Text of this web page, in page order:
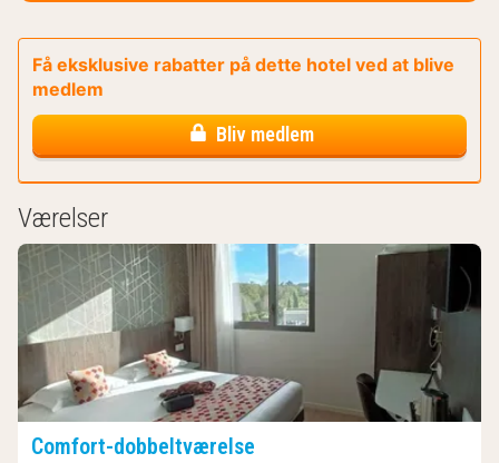
Få eksklusive rabatter på dette hotel ved at blive
medlem
Bliv medlem
Værelser
Comfort-dobbeltværelse